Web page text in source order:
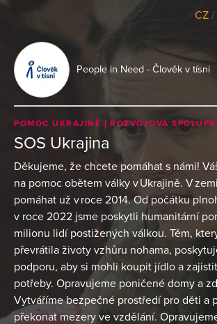
CZ /
People in Need - Člověk v tísni
POMOC UKRAJINĚ ROZVOJOVÁ
SOS Ukrajina
Děkujeme, že chcete pomáhat s námi!
na pomoc obětem války v Ukrajině. V
pomáhat už v roce 2014. Od počátku
v roce 2022 jsme poskytli humanitární
milionu lidí postižených válkou. Těm,
převrátila životy vzhůru nohama,
podporu, aby si mohli koupit jídlo a
potřeby. Opravujeme poničené domy a
Vytváříme bezpečné prostředí pro děti a
překonat mezery ve vzdělání.